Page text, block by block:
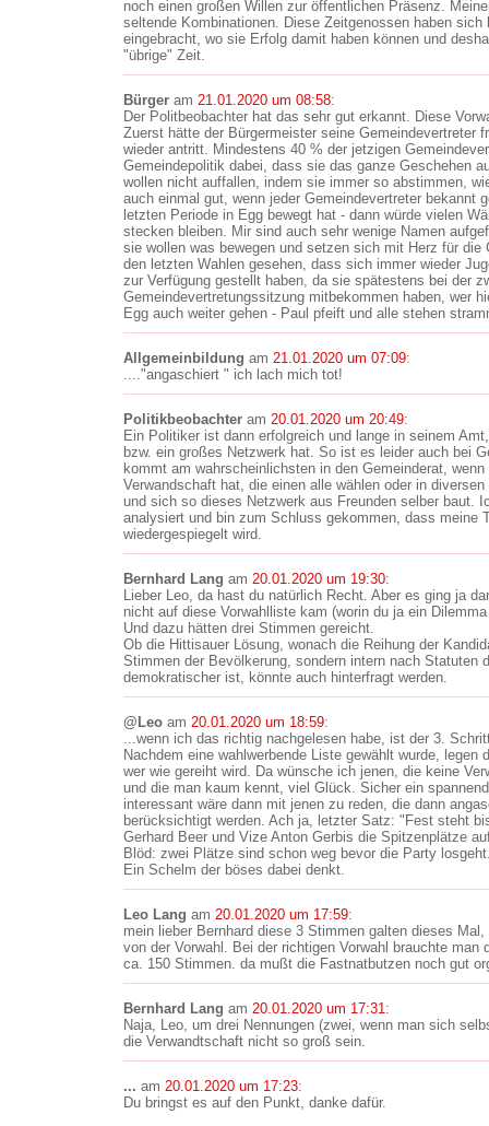
noch einen großen Willen zur öffentlichen Präsenz.
seltende Kombinationen. Diese Zeitgenossen haben
eingebracht, wo sie Erfolg damit haben können und
"übrige" Zeit.
Bürger am 21.01.2020 um 08:58:
Der Politbeobachter hat das sehr gut erkannt. Diese
Zuerst hätte der Bürgermeister seine Gemeindevertreter
wieder antritt. Mindestens 40 % der jetzigen
Gemeindepolitik dabei, dass sie das ganze Geschehen
wollen nicht auffallen, indem sie immer so abstimmen,
auch einmal gut, wenn jeder Gemeindevertreter bekannt
letzten Periode in Egg bewegt hat - dann würde vielen
stecken bleiben. Mir sind auch sehr wenige Namen
sie wollen was bewegen und setzen sich mit Herz für die
den letzten Wahlen gesehen, dass sich immer wieder
zur Verfügung gestellt haben, da sie spätestens bei der
Gemeindevertretungssitzung mitbekommen haben, wer
Egg auch weiter gehen - Paul pfeift und alle stehen
Allgemeinbildung am 21.01.2020 um 07:09:
...."angaschiert " ich lach mich tot!
Politikbeobachter am 20.01.2020 um 20:49:
Ein Politiker ist dann erfolgreich und lange in seinem
bzw. ein großes Netzwerk hat. So ist es leider auch bei
kommt am wahrscheinlichsten in den Gemeinderat,
Verwandschaft hat, die einen alle wählen oder in
und sich so dieses Netzwerk aus Freunden selber baut.
analysiert und bin zum Schluss gekommen, dass meine
wiedergespiegelt wird.
Bernhard Lang am 20.01.2020 um 19:30:
Lieber Leo, da hast du natürlich Recht. Aber es ging ja
nicht auf diese Vorwahlliste kam (worin du ja ein
Und dazu hätten drei Stimmen gereicht.
Ob die Hittisauer Lösung, wonach die Reihung der
Stimmen der Bevölkerung, sondern intern nach Statuten
demokratischer ist, könnte auch hinterfragt werden.
@Leo am 20.01.2020 um 18:59:
...wenn ich das richtig nachgelesen habe, ist der 3.
Nachdem eine wahlwerbende Liste gewählt wurde, legen
wer wie gereiht wird. Da wünsche ich jenen, die keine
und die man kaum kennt, viel Glück. Sicher ein
interessant wäre dann mit jenen zu reden, die dann
berücksichtigt werden. Ach ja, letzter Satz: "Fest steht
Gerhard Beer und Vize Anton Gerbis die Spitzenplätze
Blöd: zwei Plätze sind schon weg bevor die Party
Ein Schelm der böses dabei denkt.
Leo Lang am 20.01.2020 um 17:59:
mein lieber Bernhard diese 3 Stimmen galten dieses
von der Vorwahl. Bei der richtigen Vorwahl brauchte man
ca. 150 Stimmen. da mußt die Fastnatbutzen noch gut
Bernhard Lang am 20.01.2020 um 17:31:
Naja, Leo, um drei Nennungen (zwei, wenn man sich
die Verwandtschaft nicht so groß sein.
... am 20.01.2020 um 17:23:
Du bringst es auf den Punkt, danke dafür.